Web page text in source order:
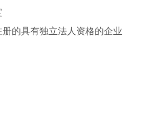
的具有独立法人资格的企业